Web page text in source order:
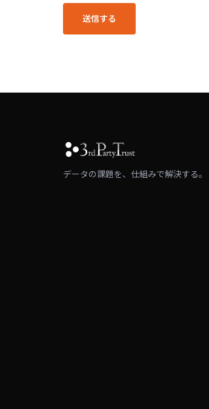
送信する
データの課題を、仕組みで解決する。